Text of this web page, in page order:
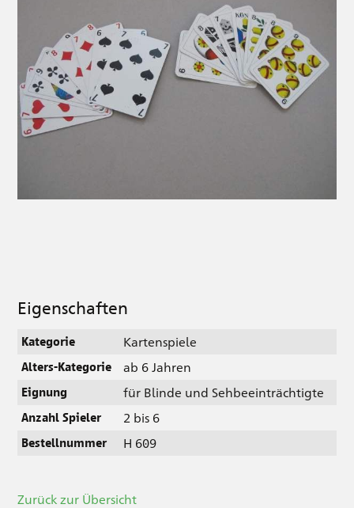
Eigenschaften
Kategorie Kartenspiele
Alters-Kategorie ab 6 Jahren
Eignung für Blinde und Sehbeeinträchtigte
Anzahl Spieler 2 bis 6
Bestellnummer H 609
Zurück zur Übersicht